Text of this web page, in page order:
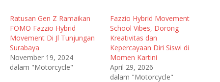
Ratusan Gen Z Ramaikan
FOMO Fazzio Hybrid
Movement Di Jl Tunjungan
Surabaya
November 19, 2024
dalam "Motorcycle"
Fazzio Hybrid Movement
School Vibes, Dorong
Kreativitas dan
Kepercayaan Diri Siswi di
Momen Kartini
April 29, 2026
dalam "Motorcycle"